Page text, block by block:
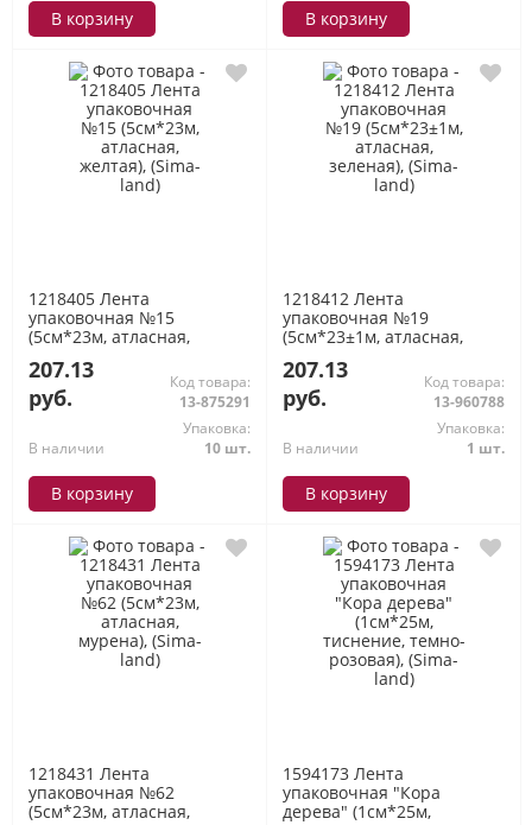
В корзину В корзину
1218405 Лента
упаковочная №15
(5см*23м, атласная,
207.13
руб.
Код товара:
13-875291
В наличии
Упаковка:
10 шт.
В корзину
1218412 Лента
упаковочная №19
(5см*23±1м, атласная,
207.13
руб.
Код товара:
13-960788
В наличии
Упаковка:
1 шт.
В корзину
1218431 Лента
упаковочная №62
(5см*23м, атласная,
1594173 Лента
упаковочная "Кора
дерева" (1см*25м,